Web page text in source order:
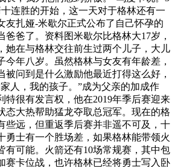
连胜的开始，这一天对于格林还有一
友扎娅-米歇尔正式公布了自己怀孕的
爸爸了。资料图米歇尔比格林大17岁，
她在与格林交往前生过两个儿子，大儿
今年八岁。虽然格林与女友有年龄差，
被问到是什么激励他最近打得这么好，
人，我的孩子。”成为父亲的加成作
特很有发言权，他在2019年季后赛迎来
态大热帮助猛龙夺取总冠军。现在的格
些远，但重返季后赛并非遥不可及，十
勇士有一个胜场差，如果格林能带领火
有可能。火箭还有10场常规赛，其中包
赛卡位战，也许格林已经将勇士写入卧